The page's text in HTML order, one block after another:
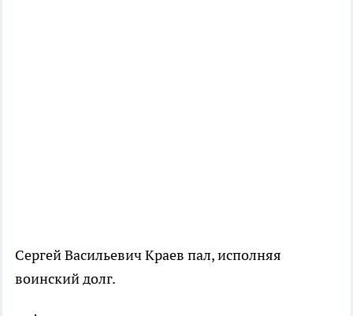
Сергей Васильевич Краев пал, исполняя
воинский долг.